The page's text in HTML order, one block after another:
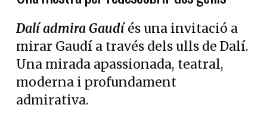
Dalí admira Gaudíés una invitació a
mirar Gaudí a través dels ulls de Dalí.
Una mirada apassionada, teatral,
moderna i profundament
admirativa.